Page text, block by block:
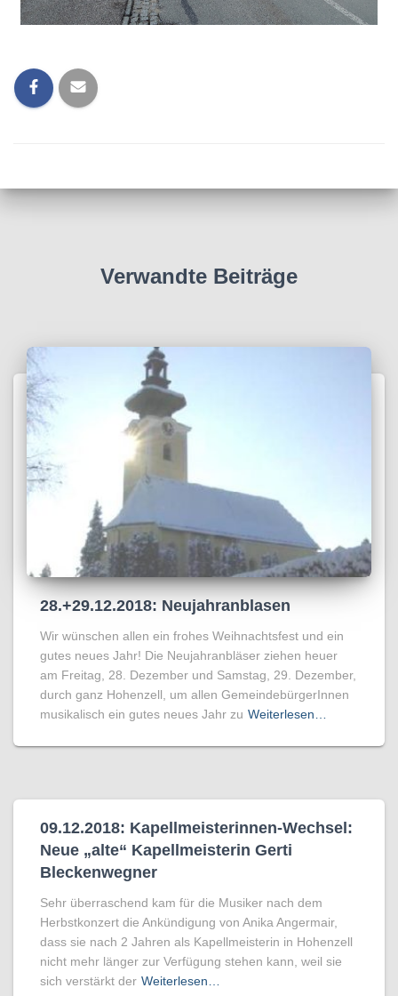
Verwandte Beiträge
28.+29.12.2018: Neujahranblasen
Wir wünschen allen ein frohes Weihnachtsfest und ein
gutes neues Jahr! Die Neujahranbläser ziehen heuer
am Freitag, 28. Dezember und Samstag, 29. Dezember,
durch ganz Hohenzell, um allen GemeindebürgerInnen
musikalisch ein gutes neues Jahr zu Weiterlesen…
09.12.2018: Kapellmeisterinnen-Wechsel:
Neue „alte“ Kapellmeisterin Gerti
Bleckenwegner
Sehr überraschend kam für die Musiker nach dem
Herbstkonzert die Ankündigung von Anika Angermair,
dass sie nach 2 Jahren als Kapellmeisterin in Hohenzell
nicht mehr länger zur Verfügung stehen kann, weil sie
sich verstärkt der Weiterlesen…